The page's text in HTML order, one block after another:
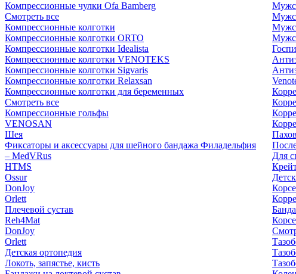
Компрессионные чулки Ofa Bamberg
Смотреть все
Компрессионные колготки
Компрессионные колготки ORTO
Компрессионные колготки Idealista
Компрессионные колготки VENOTEKS
Компрессионные колготки Sigvaris
Компрессионные колготки Relaxsan
Компрессионные колготки для беременных
Смотреть все
Компрессионные гольфы
VENOSAN
Шея
Фиксаторы и аксессуары для шейного бандажа Филадельфия
– MedVRus
HTMS
Ossur
DonJoy
Orlett
Плечевой сустав
Reh4Mat
DonJoy
Orlett
Детская ортопедия
Локоть, запястье, кисть
Для